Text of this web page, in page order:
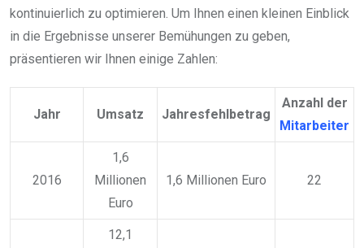
kontinuierlich zu optimieren. Um Ihnen einen kleinen Einblick
in die Ergebnisse unserer Bemühungen zu geben,
präsentieren wir Ihnen einige Zahlen:
Jahr Umsatz Jahresfehlbetrag
Anzahl der
Mitarbeiter
2016
1,6
Millionen
Euro
1,6 Millionen Euro 22
12,1